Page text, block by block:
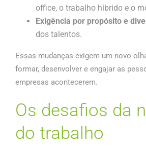
office, o trabalho híbrido e o
Exigência por propósito e
dos talentos.
Essas mudanças exigem um novo
formar, desenvolver e engajar as
empresas acontecerem.
Os desafios da
do trabalho